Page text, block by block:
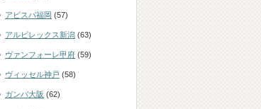
アビスパ福岡 (57)
アルビレックス新潟 (63)
ヴァンフォーレ甲府 (59)
ヴィッセル神戸 (58)
ガンバ大阪 (62)